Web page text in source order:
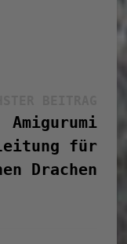
Amigurumi
für
Drachen